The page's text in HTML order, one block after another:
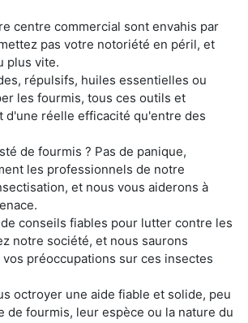
centre commercial sont envahis par
pas votre notoriété en péril, et
plus vite.
répulsifs, huiles essentielles ou
les fourmis, tous ces outils et
d'une réelle efficacité qu'entre des
de fourmis ? Pas de panique,
les professionnels de notre
et nous vous aiderons à
conseils fiables pour lutter contre les
notre société, et nous saurons
préoccupations sur ces insectes
octroyer une aide fiable et solide, peu
de fourmis, leur espèce ou la nature du